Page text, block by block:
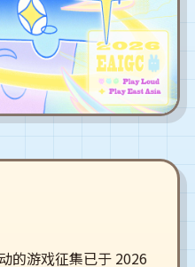
的游戏征集已于 2026